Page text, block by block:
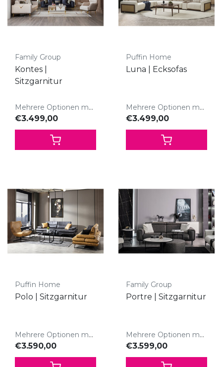
Family Group
Kontes |
Sitzgarnitur
Mehrere Optionen möglich
€3.499,00
Puffin Home
Luna | Ecksofas
Mehrere Optionen möglich
€3.499,00
Puffin Home
Polo | Sitzgarnitur
Mehrere Optionen möglich
€3.590,00
Family Group
Portre | Sitzgarnitur
Mehrere Optionen möglich
€3.599,00